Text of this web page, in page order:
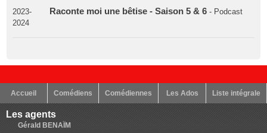
2023-
2024
Raconte moi une bêtise - Saison 5 & 6- Podcast
Accueil Comédiens Comédiennes Les Ados Liste intégrale
Les agents
Gérald BENAÏM